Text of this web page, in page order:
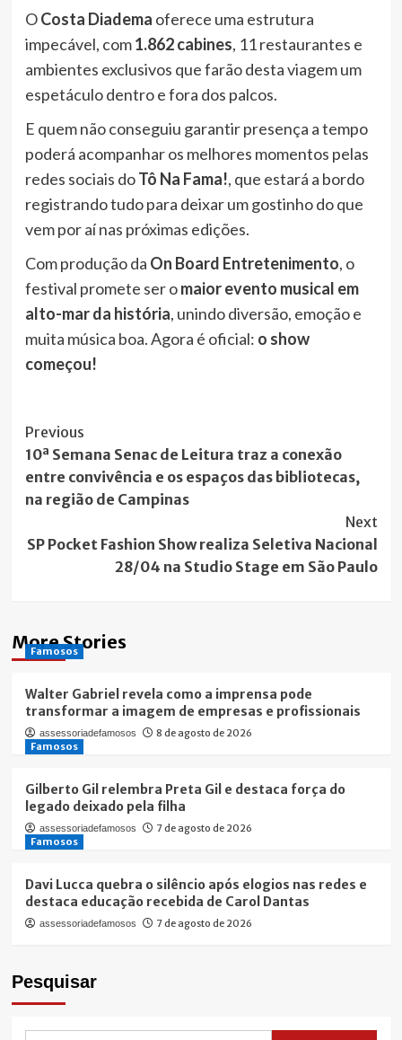
OCosta Diadema oferece uma estrutura
impecável, com1.862 cabines, 11 restaurantes e
ambientes exclusivos que farão desta viagem um
espetáculo dentro e fora dos palcos.
E quem não conseguiu garantir presença a tempo
poderá acompanhar os melhores momentos pelas
redes sociais doTô Na Fama!, que estará a bordo
registrando tudo para deixar um gostinho do que
vem por aí nas próximas edições.
Com produção da On Board Entretenimento, o
festival promete ser omaior evento musical em
alto-mar da história, unindo diversão, emoção e
muita música boa. Agora é oficial: o show
começou!
Post
Navigation
Previous
10ª Semana Senac de Leitura traz a conexão
entre convivência e os espaços das bibliotecas,
na região de Campinas
Next
SP Pocket Fashion Show realiza Seletiva Nacional
28/04 na Studio Stage em São Paulo
More Stories
Famosos
Walter Gabriel revela como a imprensa pode
transformar a imagem de empresas e profissionais
assessoriadefamosos
8 de agosto de 2026
Famosos
Gilberto Gil relembra Preta Gil e destaca força do
legado deixado pela filha
assessoriadefamosos
7 de agosto de 2026
Famosos
Davi Lucca quebra o silêncio após elogios nas redes e
destaca educação recebida de Carol Dantas
assessoriadefamosos 7 de agosto de 2026
Pesquisar